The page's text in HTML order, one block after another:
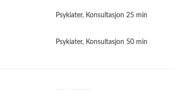
Psykiater, Konsultasjon 25 min
Psykiater, Konsultasjon 50 min